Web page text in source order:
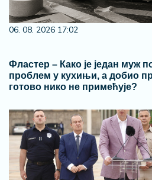
06. 08. 2026 17:02
Фластер – Како је један муж
проблем у кухињи, а добио
готово нико не примећује?